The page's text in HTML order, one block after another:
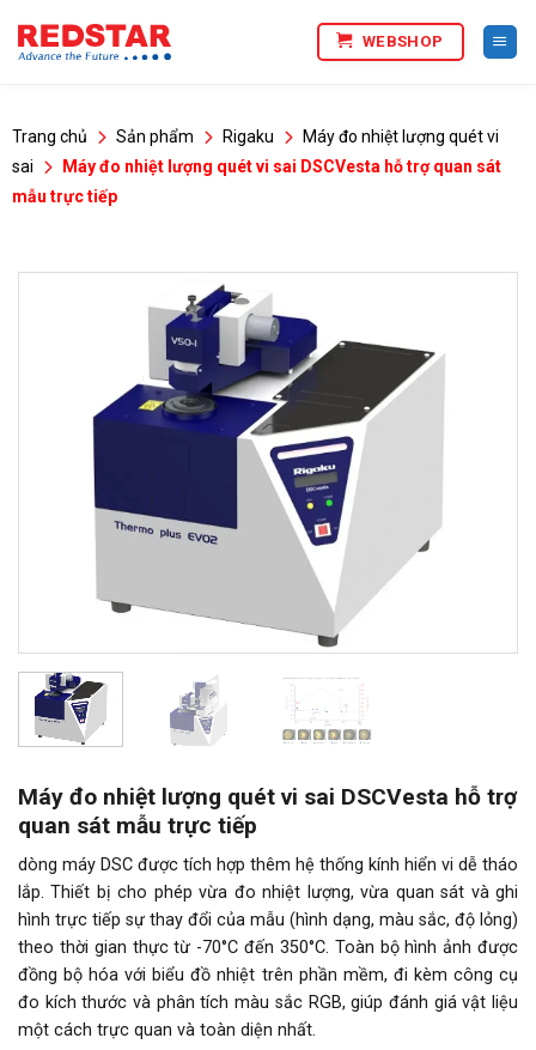
qua
WEBSHOP
Trang chủ Sản phẩm Rigaku
Máy đo nhiệt lượng quét vi
sai
Máy đo nhiệt lượng quét vi sai DSCVesta hỗ trợ quan sát
mẫu trực tiếp
Máy đo nhiệt lượng quét vi sai DSCVesta hỗ trợ
quan sát mẫu trực tiếp
dòng máy DSC được tích hợp thêm hệ thống kính hiển vi dễ tháo
lắp. Thiết bị cho phép vừa đo nhiệt lượng, vừa quan sát và ghi
hình trực tiếp sự thay đổi của mẫu (hình dạng, màu sắc, độ lỏng)
theo thời gian thực từ -70°C đến 350°C. Toàn bộ hình ảnh được
đồng bộ hóa với biểu đồ nhiệt trên phần mềm, đi kèm công cụ
đo kích thước và phân tích màu sắc RGB, giúp đánh giá vật liệu
một cách trực quan và toàn diện nhất.